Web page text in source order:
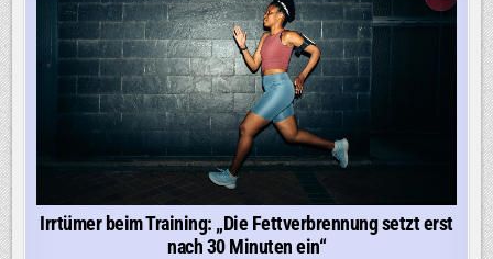
Irrtümer beim Training: „Die Fettverbrennung setzt erst
nach 30 Minuten ein“